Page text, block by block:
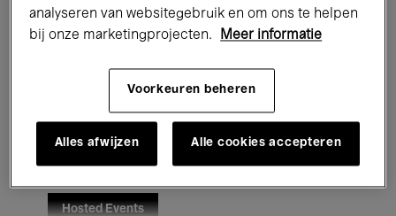
Jazz Klassieke Muziek Global Music
Onderwijs Rondleidingen
Hosted Events
analyseren van websitegebruik en om ons te helpen
bij onze marketingprojecten.
Meer informatie
Voorkeuren beheren
Alles afwijzen Alle cookies accepteren